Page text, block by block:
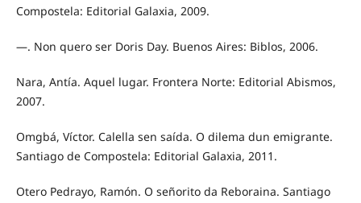
Compostela: Editorial Galaxia, 2009.
—. Non quero ser Doris Day. Buenos Aires: Biblos, 2006.
Nara, Antía. Aquel lugar. Frontera Norte: Editorial Abismos,
2007.
Omgbá, Víctor. Calella sen saída. O dilema dun emigrante.
Santiago de Compostela: Editorial Galaxia, 2011.
Otero Pedrayo, Ramón. O señorito da Reboraina. Santiago